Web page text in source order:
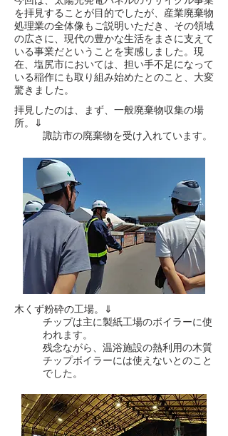
を拝見することが目的でしたが、産業廃棄物
処理業の全体像もご説明いただき、その領域
の広さに、現代の豊かな生活をまさに支えて
いる事業だということを実感しました。現
在、塩尻市においては、担い手不足になって
いる稲作にも取り組み始めたとのこと、大変
驚きました。​​​
拝見したのは、まず、一般廃棄物収集の場
所。⇓
諏訪市の廃棄物を受け入れています。
木くず粉砕の工場。⇓
チップは主に製紙工場のボイラーに使
われます。
残念ながら、温浴施設の熱利用の木質
チップボイラーには使えないとのこと
でした。